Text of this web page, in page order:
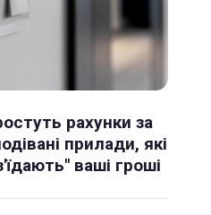
рахунки за
прилади, які
ваші гроші